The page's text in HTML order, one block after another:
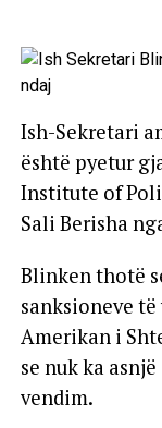
Ish-Sekretari
është pyetur
Institute of
Sali Berisha
Blinken thotë
sanksioneve
Amerikan i
se nuk ka
vendim.